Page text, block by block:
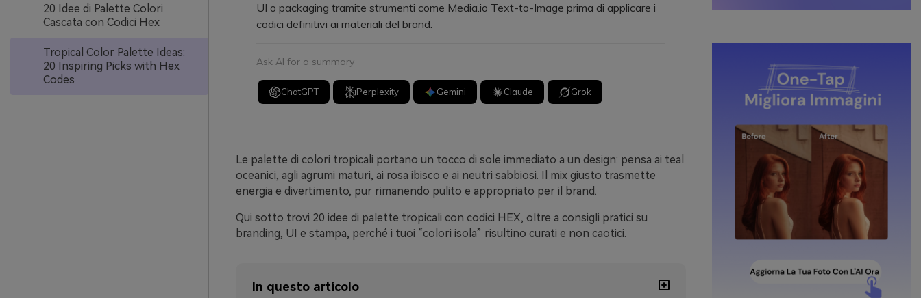
20 Idee di Palette Colori
Cascata con Codici Hex
Tropical Color Palette Ideas:
20 Inspiring Picks with Hex
Codes
UI o packaging tramite strumenti come Media.io Text-to-Image prima di applicare i
codici definitivi ai materiali del brand.
Ask AI for a summary
ChatGPT Perplexity Gemini Claude Grok
Le palette di colori tropicali portano un tocco di sole immediato a un design: pensa ai teal
oceanici, agli agrumi maturi, ai rosa ibisco e ai neutri sabbiosi. Il mix giusto trasmette
energia e divertimento, pur rimanendo pulito e appropriato per il brand.
Qui sotto trovi 20 idee di palette tropicali con codici HEX, oltre a consigli pratici su
branding, UI e stampa, perché i tuoi “colori isola” risultino curati e non caotici.
In questo articolo